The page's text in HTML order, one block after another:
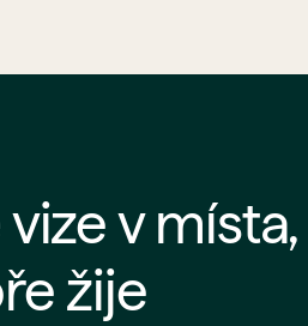
v místa,
žije